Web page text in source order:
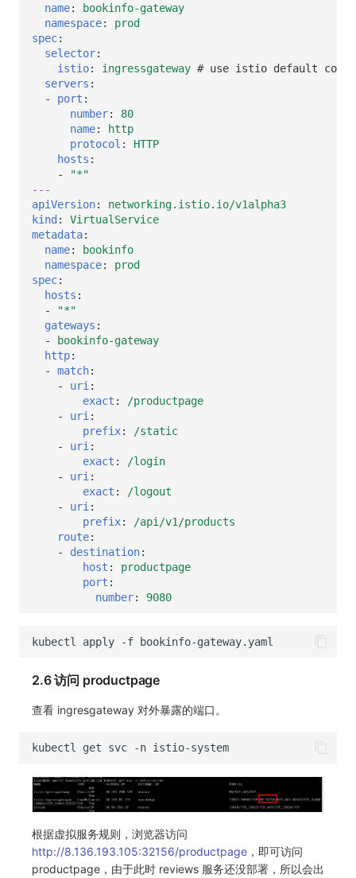
name:
bookinfo-gateway
namespace:
prod
spec:
selector:
istio: ingressgateway # use istio default
servers :
-
port :
number:
80
name:
http
protocol :
HTTP
hosts :
-
"*"
---
apiVersion:
networking.istio.io/v1alpha3
kind :
VirtualService
metadata:
name:
bookinfo
namespace:
prod
spec:
hosts :
-
"*"
gateways :
-
bookinfo-gateway
http:
-
match:
-
uri :
exact :
/productpage
-
uri :
prefix:
/static
-
uri :
exact :
/login
-
uri :
exact :
/logout
-
uri :
prefix:
/api/v1/products
route:
-
destination:
host :
productpage
port :
number: 9080
kubectl apply -f bookinfo-gateway.yaml
2.6 访问 productpage
查看 ingresgateway 对外暴露的端口。
kubectl get svc -n
根据虚拟服务规则，浏览器访问
http://8.136.193.105:32156/productpage ，即可访问
productpage，由于此时 reviews 服务还没部署，所以会出